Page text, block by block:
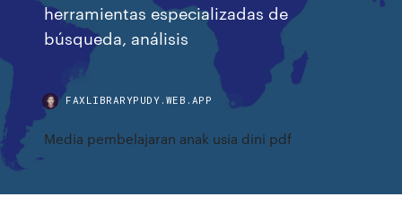
herramientas especializadas de
búsqueda, análisis
FAXLIBRARYPUDY.WEB.APP
Media pembelajaran anak usia dini pdf